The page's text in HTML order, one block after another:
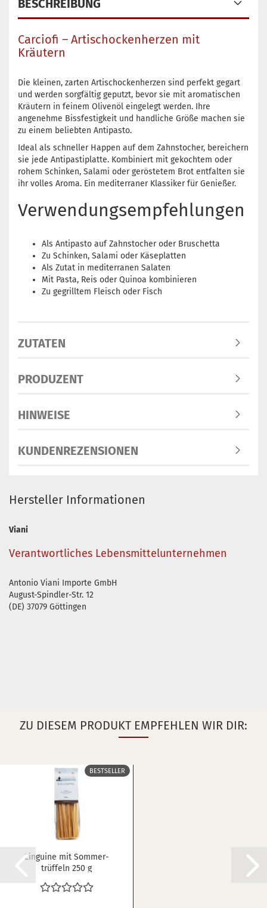
BESCHREIBUNG
Carciofi – Artischockenherzen mit
Kräutern
Die kleinen, zarten Artischockenherzen sind perfekt gegart
und werden sorgfältig geputzt, bevor sie mit aromatischen
Kräutern in feinem Olivenöl eingelegt werden. Ihre
angenehme Bissfestigkeit und handliche Größe machen sie
zu einem beliebten Antipasto.
Ideal als schneller Happen auf dem Zahnstocher, bereichern
sie jede Antipastiplatte. Kombiniert mit gekochtem oder
rohem Schinken, Salami oder geröstetem Brot entfalten sie
ihr volles Aroma. Ein mediterraner Klassiker für Genießer.
Verwendungsempfehlungen
Als Antipasto auf Zahnstocher oder Bruschetta
Zu Schinken, Salami oder Käseplatten
Als Zutat in mediterranen Salaten
Mit Pasta, Reis oder Quinoa kombinieren
Zu gegrilltem Fleisch oder Fisch
ZUTATEN
PRODUZENT
HINWEISE
KUNDENREZENSIONEN
Hersteller Informationen
Viani
Verantwortliches Lebensmittelunternehmen
Antonio Viani Importe GmbH
August-Spindler-Str. 12
(DE) 37079 Göttingen
ZU DIESEM PRODUKT EMPFEHLEN WIR DIR:
BESTSELLER
Lin­gui­ne mit Som­mer­
trüf­feln 250 g